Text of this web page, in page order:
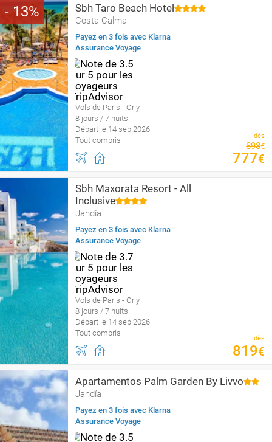
13 Sbh Taro Beach Hotel
Costa Calma
Payez en 3 fois avec Klarna
Assurance Voyage
Vols de Paris - Orly
8 jours / 7 nuits
Départ le 14 sep 2026
Tout compris
dès
898€
777€
Sbh Maxorata Resort - All
Inclusive
Jandía
Payez en 3 fois avec Klarna
Assurance Voyage
Vols de Paris - Orly
8 jours / 7 nuits
Départ le 14 sep 2026
Tout compris
dès
819€
Apartamentos Palm Garden By Livvo
Jandía
Payez en 3 fois avec Klarna
Assurance Voyage